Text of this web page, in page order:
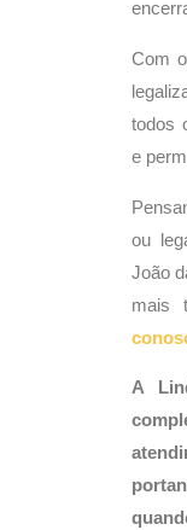
Com
todos
e
ou
João
mais
A